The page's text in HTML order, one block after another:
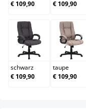
€ 109,90
€ 109,90
schwarz
schwarz
€ 109,90
taupe
taupe
€ 109,90